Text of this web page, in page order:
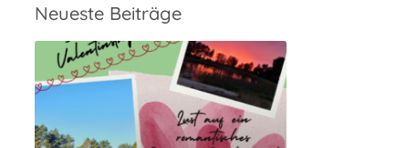
Neueste Beiträge